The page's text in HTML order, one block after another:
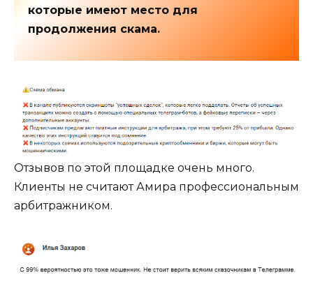
которые имеют место для
продолжения скама.
Отзывов по этой площадке очень много.
Клиенты не считают Амира профессиональным
арбитражником.